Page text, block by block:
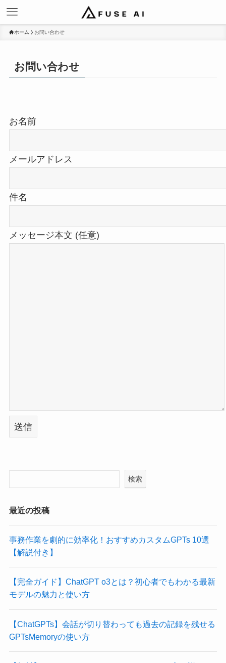
ホーム お問い合わせ
お問い合わせ
お名前
メールアドレス
件名
メッセージ本文 (任意)
検索
最近の投稿
事務作業を劇的に効率化！おすすめカスタムGPTs 10選
【解説付き】
【完全ガイド】ChatGPT o3とは？初心者でもわかる最新
モデルの魅力と使い方
【ChatGPTs】会話が切り替わっても過去の記録を残せる
GPTsMemoryの使い方